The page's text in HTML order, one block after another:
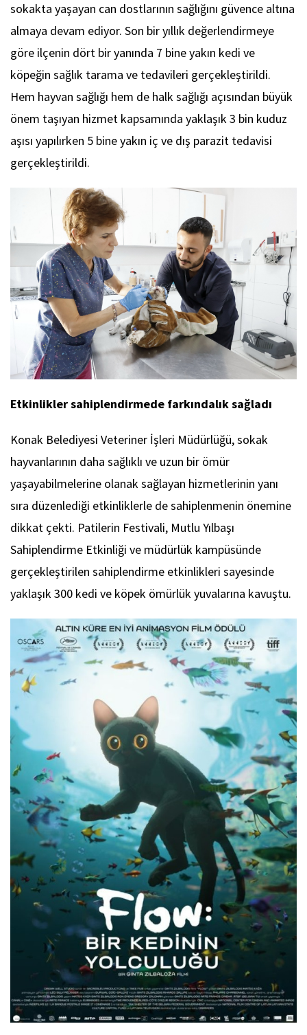
sokakta yaşayan can dostlarının sağlığını güvence altına
almaya devam ediyor. Son bir yıllık değerlendirmeye
göre ilçenin dört bir yanında 7 bine yakın kedi ve
köpeğin sağlık tarama ve tedavileri gerçekleştirildi.
Hem hayvan sağlığı hem de halk sağlığı açısından büyük
önem taşıyan hizmet kapsamında yaklaşık 3 bin kuduz
aşısı yapılırken 5 bine yakın iç ve dış parazit tedavisi
gerçekleştirildi.
Etkinlikler sahiplendirmede farkındalık sağladı
Konak Belediyesi Veteriner İşleri Müdürlüğü, sokak
hayvanlarının daha sağlıklı ve uzun bir ömür
yaşayabilmelerine olanak sağlayan hizmetlerinin yanı
sıra düzenlediği etkinliklerle de sahiplenmenin önemine
dikkat çekti. Patilerin Festivali, Mutlu Yılbaşı
Sahiplendirme Etkinliği ve müdürlük kampüsünde
gerçekleştirilen sahiplendirme etkinlikleri sayesinde
yaklaşık 300 kedi ve köpek ömürlük yuvalarına kavuştu.